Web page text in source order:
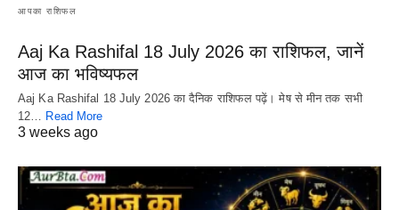
आपका राशिफल
Aaj Ka Rashifal 18 July 2026 का राशिफल, जानें
आज का भविष्यफल
Aaj Ka Rashifal 18 July 2026 का दैनिक राशिफल पढ़ें। मेष से मीन तक सभी
12… Read More
3 weeks ago